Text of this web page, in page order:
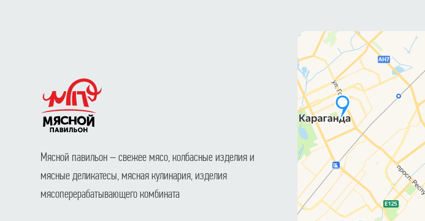
Мясной павильон – свежее мясо, колбасные изделия и
мясные деликатесы, мясная кулинария, изделия
мясоперерабатывающего комбината